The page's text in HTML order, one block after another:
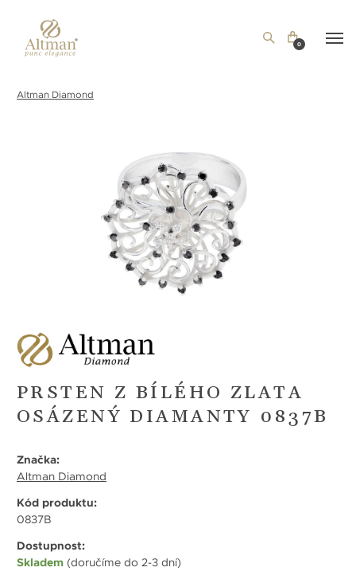
0
Altman Diamond
PRSTEN Z BÍLÉHO ZLATA
OSÁZENÝ DIAMANTY 0837B
Značka:
Altman Diamond
Kód produktu:
0837B
Dostupnost:
Skladem (doručíme do 2-3 dní)